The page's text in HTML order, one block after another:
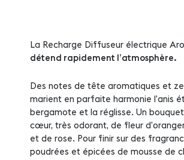
La Recharge Diffuseur électrique
détend rapidement l’atmosphère.
Des notes de tête aromatiques et
marient en parfaite harmonie l’anis
bergamote et la réglisse. Un
cœur, très odorant, de fleur
et de rose. Pour finir sur des
poudrées et épicées de mousse de